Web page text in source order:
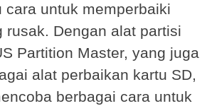
cara untuk memperbaiki
rusak. Dengan alat partisi
Partition Master, yang juga
alat perbaikan kartu SD,
berbagai cara untuk